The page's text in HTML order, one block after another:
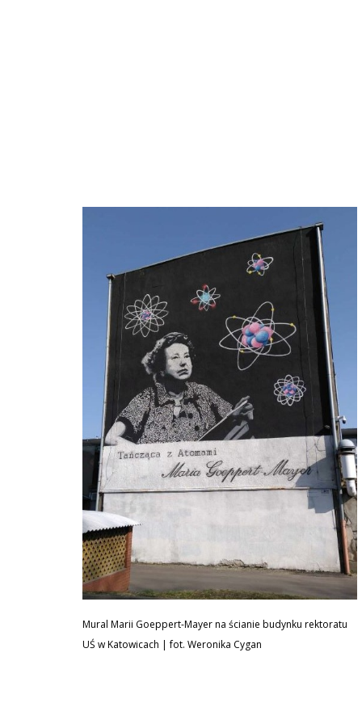
Mural Marii Goeppert-Mayer na ścianie budynku rektoratu
UŚ w Katowicach | fot. Weronika Cygan